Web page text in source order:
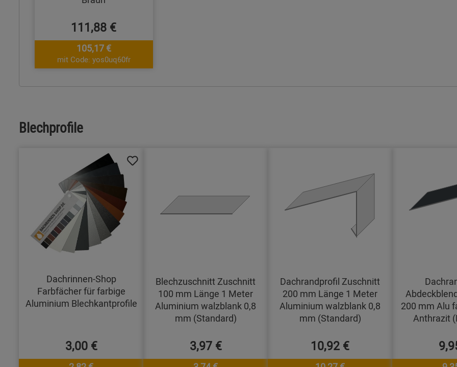
111,88 €
105,17 €
mit Code: yos0uq60fr
Blechprofile
Dachrinnen-Shop
Farbfächer für farbige
Aluminium Blechkantprofile
3,00 €
Blechzuschnitt Zuschnitt
100 mm Länge 1 Meter
Aluminium walzblank 0,8
mm (Standard)
3,97 €
Dachrandprofil Zuschnitt
200 mm Länge 1 Meter
Aluminium walzblank 0,8
mm (Standard)
10,92 €
200 mm Alu
Anthrazit